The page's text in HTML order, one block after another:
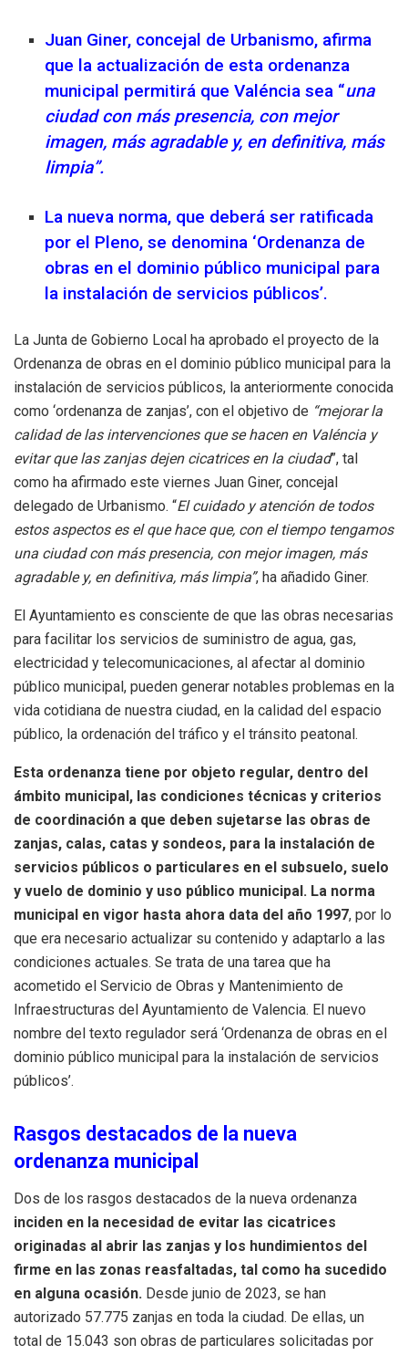
Juan Giner, concejal de Urbanismo, afirma
que la actualización de esta ordenanza
municipal permitirá que Valéncia sea “una
ciudad con más presencia, con mejor
imagen, más agradable y, en definitiva, más
limpia”.
La nueva norma, que deberá ser ratificada
por el Pleno, se denomina ‘Ordenanza de
obras en el dominio público municipal para
la instalación de servicios públicos’.
La Junta de Gobierno Local ha aprobado el proyecto de la
Ordenanza de obras en el dominio público municipal para la
instalación de servicios públicos, la anteriormente conocida
como ‘ordenanza de zanjas’, con el objetivo de “mejorar la
calidad de las intervenciones que se hacen en Valéncia y
evitar que las zanjas dejen cicatrices en la ciudad”, tal
como ha afirmado este viernes Juan Giner, concejal
delegado de Urbanismo. “El cuidado y atención de todos
estos aspectos es el que hace que, con el tiempo tengamos
una ciudad con más presencia, con mejor imagen, más
agradable y, en definitiva, más limpia”, ha añadido Giner.
El Ayuntamiento es consciente de que las obras necesarias
para facilitar los servicios de suministro de agua, gas,
electricidad y telecomunicaciones, al afectar al dominio
público municipal, pueden generar notables problemas en la
vida cotidiana de nuestra ciudad, en la calidad del espacio
público, la ordenación del tráfico y el tránsito peatonal.
Esta ordenanza tiene por objeto regular, dentro del
ámbito municipal, las condiciones técnicas y criterios
de coordinación a que deben sujetarse las obras de
zanjas, calas, catas y sondeos, para la instalación de
servicios públicos o particulares en el subsuelo, suelo
y vuelo de dominio y uso público municipal. La norma
municipal en vigor hasta ahora data del año 1997, por lo
que era necesario actualizar su contenido y adaptarlo a las
condiciones actuales. Se trata de una tarea que ha
acometido el Servicio de Obras y Mantenimiento de
Infraestructuras del Ayuntamiento de Valencia. El nuevo
nombre del texto regulador será ‘Ordenanza de obras en el
dominio público municipal para la instalación de servicios
públicos’.
Rasgos destacados de la nueva
ordenanza municipal
Dos de los rasgos destacados de la nueva ordenanza
inciden en la necesidad de evitar las cicatrices
originadas al abrir las zanjas y los hundimientos del
firme en las zonas reasfaltadas, tal como ha sucedido
en alguna ocasión. Desde junio de 2023, se han
autorizado 57.775 zanjas en toda la ciudad. De ellas, un
total de 15.043 son obras de particulares solicitadas por